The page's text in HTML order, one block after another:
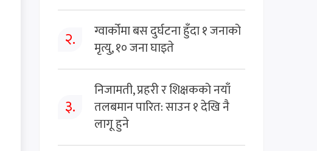
२.
ग्वार्कोमा बस दुर्घटना हुँदा १ जनाको
मृत्यु, १० जना घाइते
३.
निजामती, प्रहरी र शिक्षकको नयाँ
तलबमान पारित: साउन १ देखि नै
लागू हुने